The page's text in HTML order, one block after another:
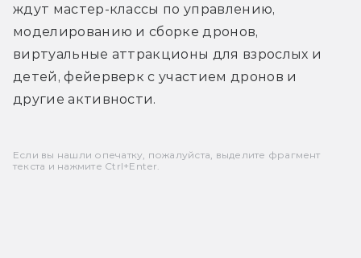
ждут мастер-классы по управлению,
моделированию и сборке дронов,
виртуальные аттракционы для взрослых и
детей, фейерверк с участием дронов и
другие активности.
Если вы нашли опечатку, пожалуйста, выделите фрагмент
текста и нажмите Ctrl+Enter.